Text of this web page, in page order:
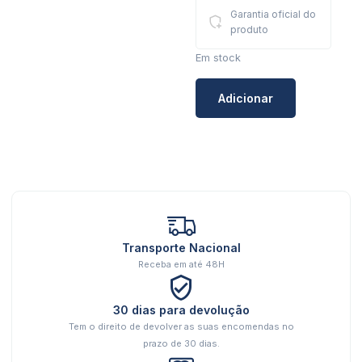
Garantia oficial do
produto
Em stock
Adicionar
Transporte Nacional
Receba em até 48H
30 dias para devolução
Tem o direito de devolver as suas encomendas no
prazo de 30 dias.